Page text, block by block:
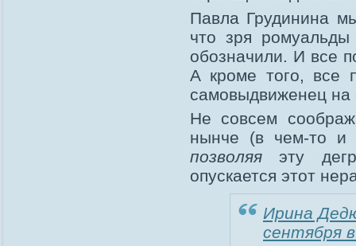
Павла Грудинина
что зря
обозначили. И все
А кроме того, все
самовыдвиженец на
Не совсем
нынче (в чем-то и
позволяя эту
опускается этот
Ирина
сентября